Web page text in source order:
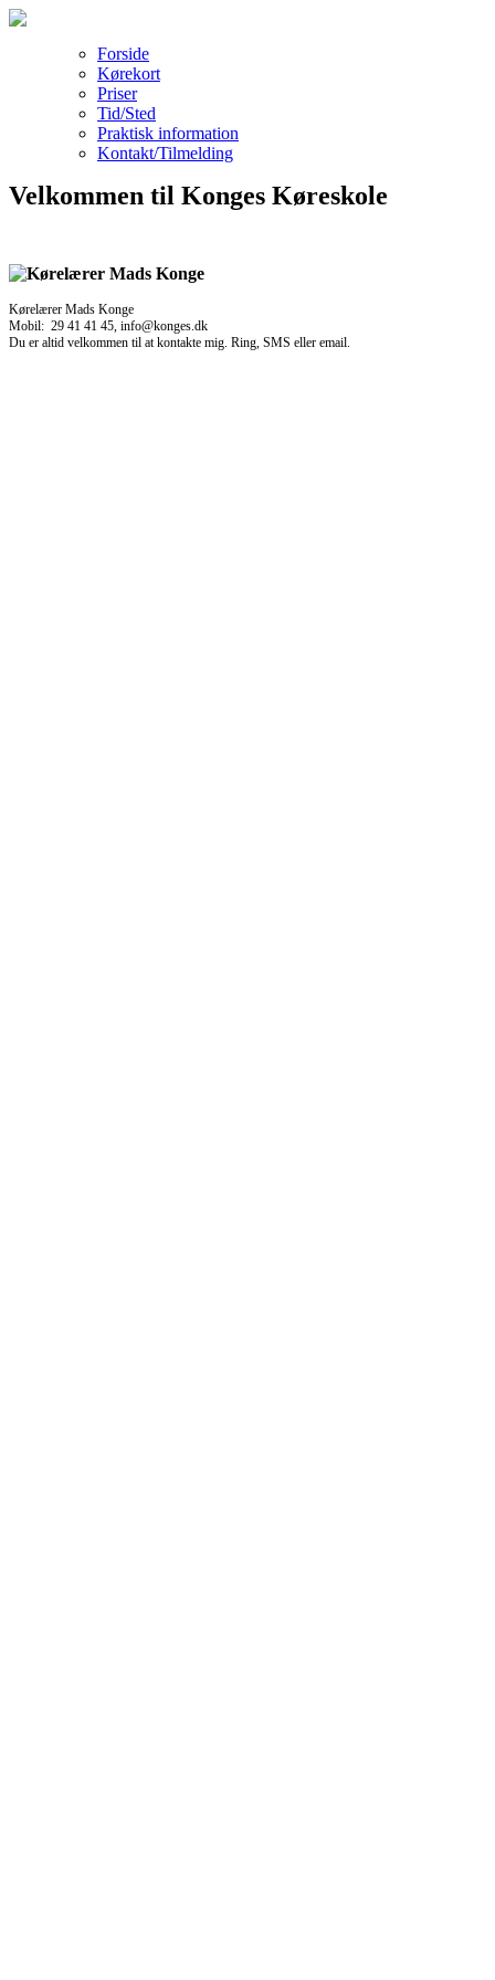
Forside
Kørekort
Priser
Tid/Sted
Praktisk information
Kontakt/Tilmelding
Velkommen til Konges Køreskole
Kørelærer Mads Konge
Mobil: 29 41 41 45, info@konges.dk
Du er altid velkommen til at kontakte mig. Ring, SMS eller email.